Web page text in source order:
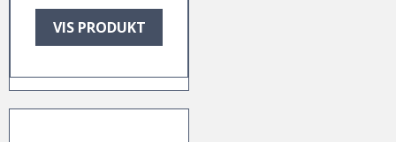
VIS PRODUKT